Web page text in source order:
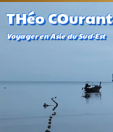
THéo COurant
Voyager en Asie du Sud-Est